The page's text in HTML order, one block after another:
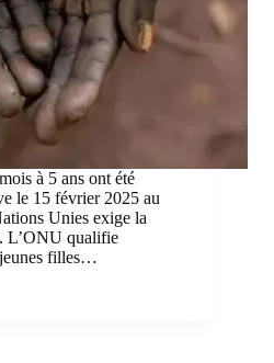
à 5 ans ont été
le 15 février 2025 au
Unies exige la
L’ONU qualifie
filles…